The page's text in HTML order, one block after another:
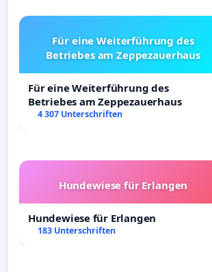
Für eine Weiterführung des
Betriebes am Zeppezauerhaus
Für eine Weiterführung des
Betriebes am Zeppezauerhaus
4 307 Unterschriften
Hundewiese für Erlangen
Hundewiese für Erlangen
183 Unterschriften